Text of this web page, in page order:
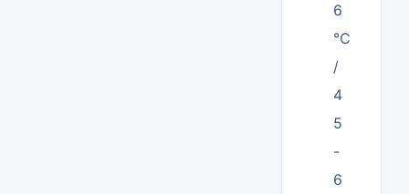
6
℃
/
4
5
-
6